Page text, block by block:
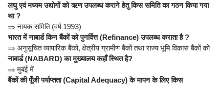
लघु एवं मध्यम उद्योगों को ऋण उपलब्ध कराने हेतु किस समिति का गठन किया गया
था ?
⇒नायक समिति (वर्ष 1993)
भारत में नाबार्ड किन बैंकों को पुनर्वित्त (Refinance) उपलब्ध कराता है ?
⇒ अनुसूचित व्यापारिक बैंकों, क्षेत्रीय ग्रामीण बैंकों तथा राज्य भूमि विकास बैंकों को
नाबार्ड (NABARD) का मुख्यालय कहाँ स्थित है?
⇒मुबंई में
बैंकों की पूँजी पर्याप्तता (Capital Adequacy) के मापन के लिए किस